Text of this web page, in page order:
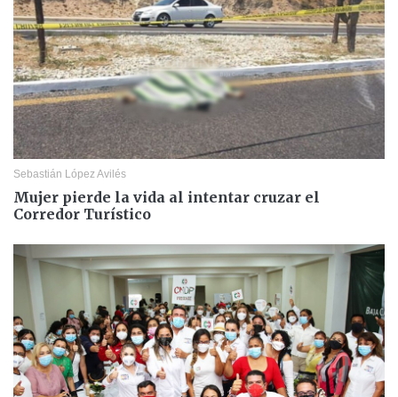
Sebastián López Avilés
Mujer pierde la vida al intentar cruzar el
Corredor Turístico